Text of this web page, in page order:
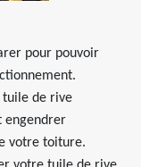
pour pouvoir
tuile de rive
engendrer
votre toiture.